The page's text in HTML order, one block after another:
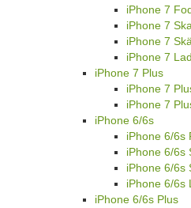
iPhone 7
iPhone 7
iPhone 7
iPhone 7
iPhone 7 Plus
iPhone 7
iPhone 7
iPhone 6/6s
iPhone 6/6s
iPhone 6/6s
iPhone 6/6s
iPhone 6/6s
iPhone 6/6s Plus